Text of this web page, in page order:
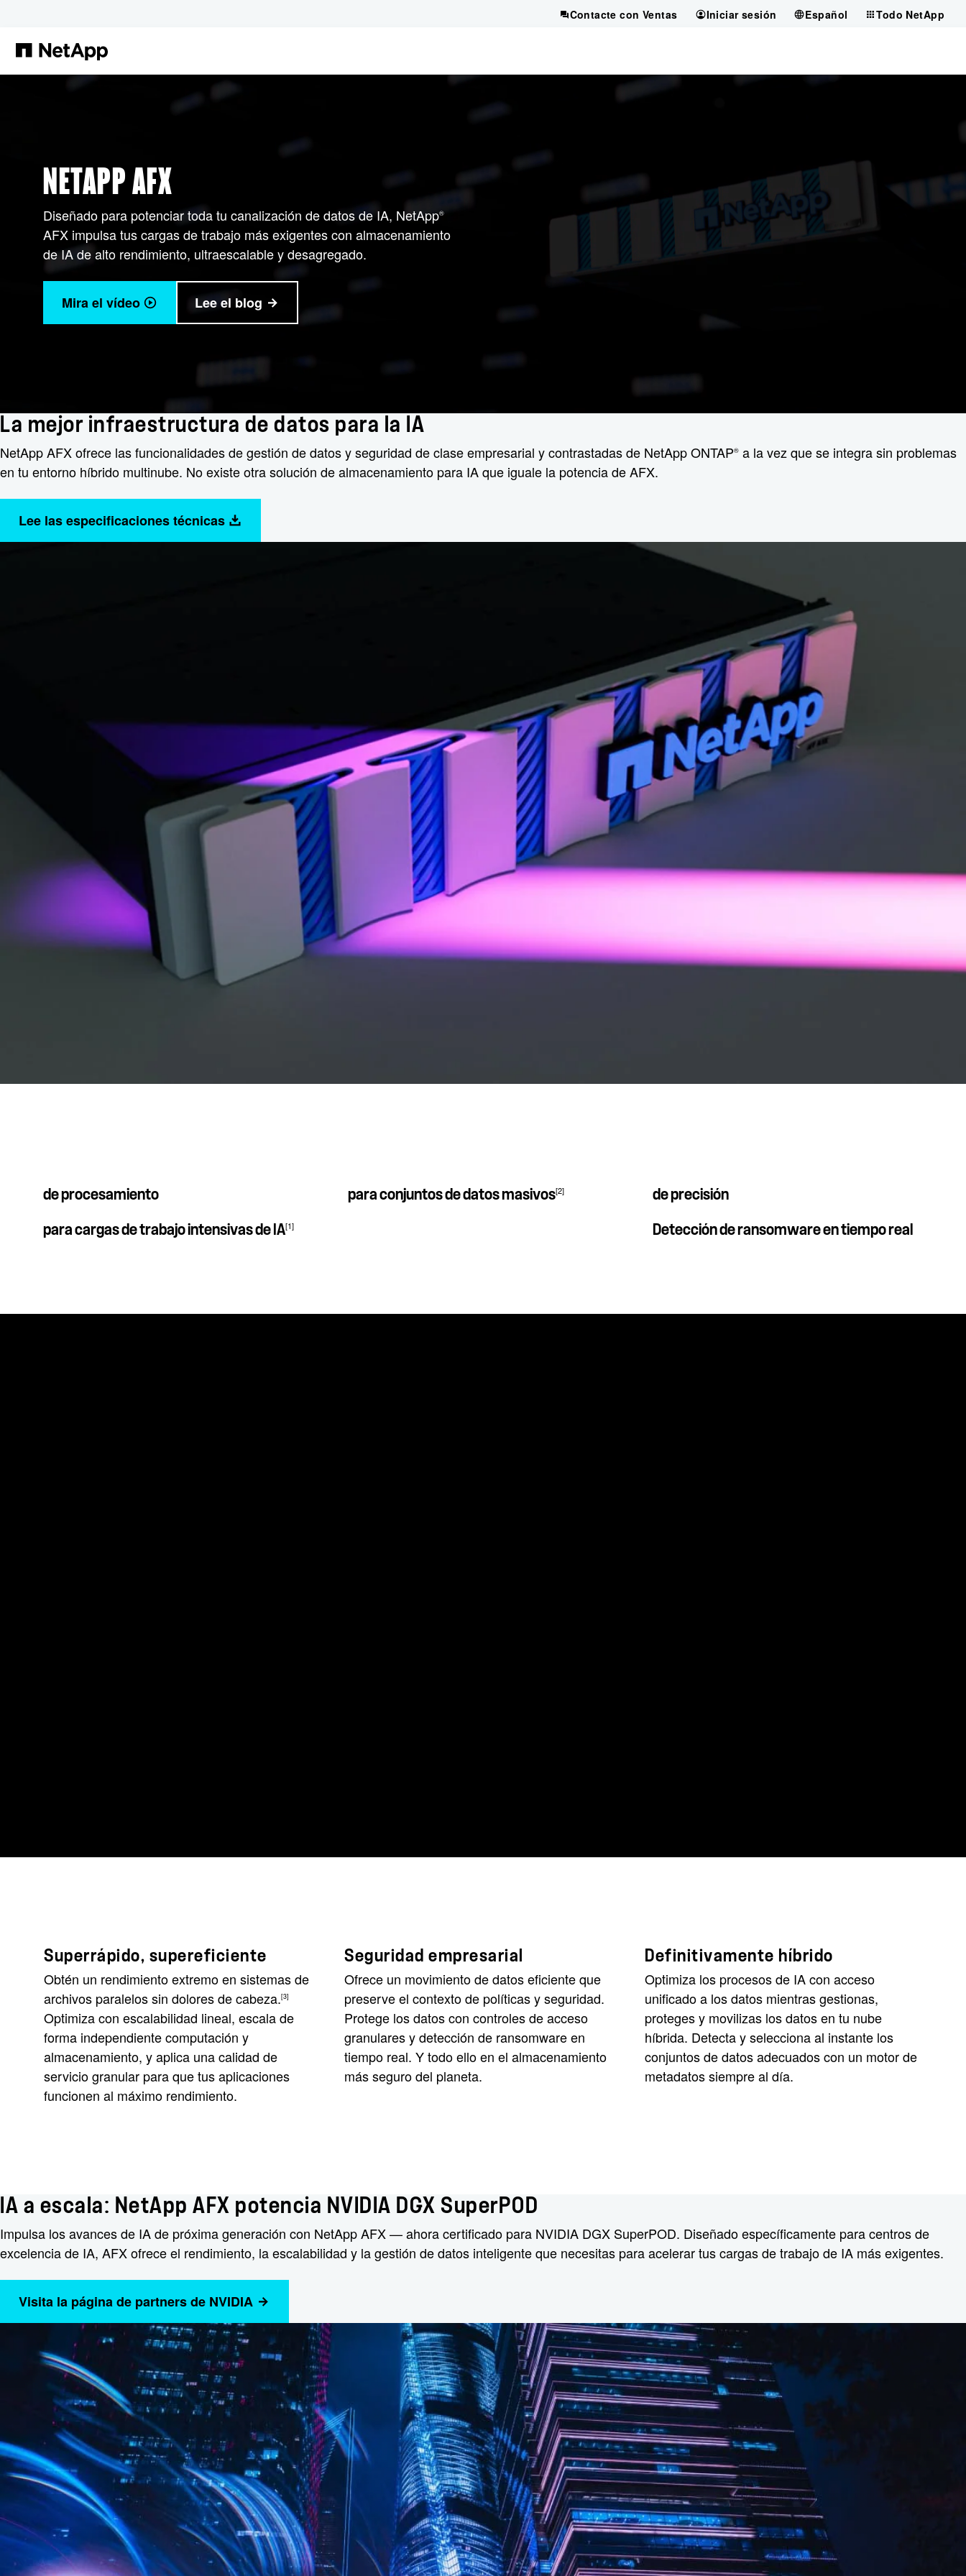
Contacte con Ventas Iniciar sesión Español Todo NetApp
NETAPP AFX
Diseñado para potenciar toda tu canalización de datos de IA, NetApp®
AFX impulsa tus cargas de trabajo más exigentes con almacenamiento
de IA de alto rendimiento, ultraescalable y desagregado.
Mira el vídeo Lee el blog
La mejor infraestructura de datos para la IA
NetApp AFX ofrece las funcionalidades de gestión de datos y seguridad de clase empresarial y contrastadas de NetApp ONTAP® a la vez que se integra sin problemas
en tu entorno híbrido multinube. No existe otra solución de almacenamiento para IA que iguale la potencia de AFX.
Lee las especificaciones técnicas
de procesamiento
para cargas de trabajo intensivas de IA[1]
para conjuntos de datos masivos[2] de precisión
Detección de ransomware en tiempo real
Superrápido, supereficiente
Obtén un rendimiento extremo en sistemas de
archivos paralelos sin dolores de cabeza.[3]
Optimiza con escalabilidad lineal, escala de
forma independiente computación y
almacenamiento, y aplica una calidad de
servicio granular para que tus aplicaciones
funcionen al máximo rendimiento.
Seguridad empresarial
Ofrece un movimiento de datos eficiente que
preserve el contexto de políticas y seguridad.
Protege los datos con controles de acceso
granulares y detección de ransomware en
tiempo real. Y todo ello en el almacenamiento
más seguro del planeta.
Definitivamente híbrido
Optimiza los procesos de IA con acceso
unificado a los datos mientras gestionas,
proteges y movilizas los datos en tu nube
híbrida. Detecta y selecciona al instante los
conjuntos de datos adecuados con un motor de
metadatos siempre al día.
IA a escala: NetApp AFX potencia NVIDIA DGX SuperPOD
Impulsa los avances de IA de próxima generación con NetApp AFX — ahora certificado para NVIDIA DGX SuperPOD. Diseñado específicamente para centros de
excelencia de IA, AFX ofrece el rendimiento, la escalabilidad y la gestión de datos inteligente que necesitas para acelerar tus cargas de trabajo de IA más exigentes.
Visita la página de partners de NVIDIA